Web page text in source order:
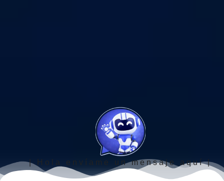
| Hola envíame un mensaje aquí |